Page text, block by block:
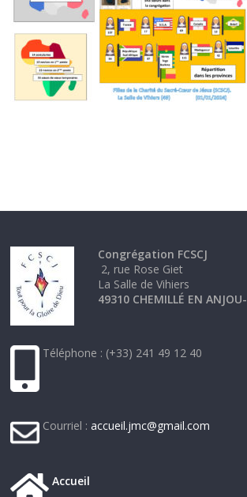
Congrégation FCSCJ
2, rue Rose Giet
La Salle de Vihiers
49310 CHEMILLÉ EN ANJOU-
Téléphone : (+33) 241 49 12 40
Courriel : accueil.jmc@gmail.com
Accueil